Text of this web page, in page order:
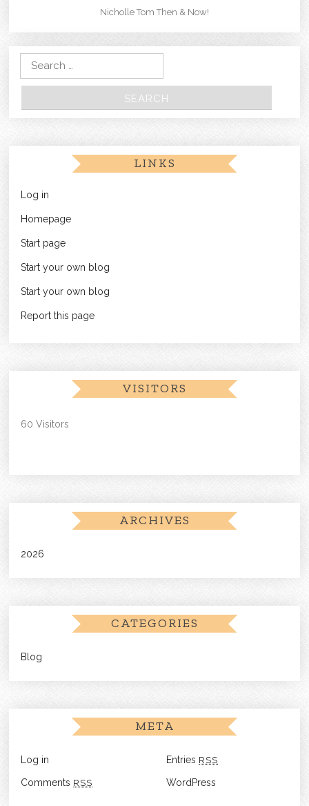
Nicholle Tom Then & Now!
Search for:
LINKS
Log in
Homepage
Start page
Start your own blog
Start your own blog
Report this page
VISITORS
60 Visitors
ARCHIVES
2026
CATEGORIES
Blog
META
Log in Entries RSS
Comments RSS WordPress